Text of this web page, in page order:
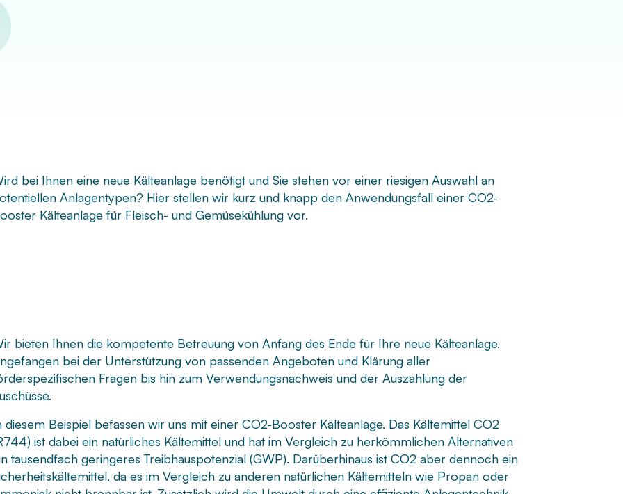
bei Ihnen eine neue Kälteanlage benötigt und Sie stehen vor einer riesigen Auswahl an
Anlagentypen? Hier stellen wir kurz und knapp den Anwendungsfall einer CO2-
Kälteanlage für Fleisch- und Gemüsekühlung vor.
bieten Ihnen die kompetente Betreuung von Anfang des Ende für Ihre neue Kälteanlage.
bei der Unterstützung von passenden Angeboten und Klärung aller
Fragen bis hin zum Verwendungsnachweis und der Auszahlung der
diesem Beispiel befassen wir uns mit einer CO2-Booster Kälteanlage. Das Kältemittel CO2
ist dabei ein natürliches Kältemittel und hat im Vergleich zu herkömmlichen Alternativen
tausendfach geringeres Treibhauspotenzial (GWP). Darüberhinaus ist CO2 aber dennoch ein
da es im Vergleich zu anderen natürlichen Kältemitteln wie Propan oder